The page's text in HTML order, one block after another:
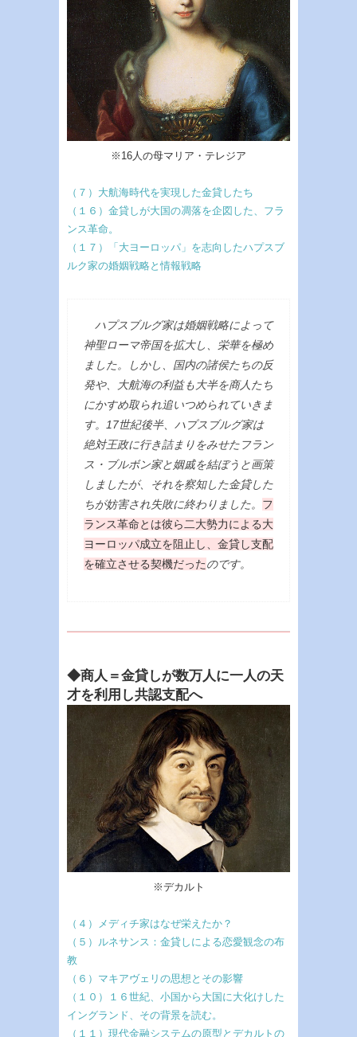
※16人の母マリア・テレジア
（７）大航海時代を実現した金貸したち
（１６）金貸しが大国の凋落を企図した、フラ
ンス革命。
（１７）「大ヨーロッパ」を志向したハプスブ
ルク家の婚姻戦略と情報戦略
ハプスブルグ家は婚姻戦略によって
神聖ローマ帝国を拡大し、栄華を極め
ました。しかし、国内の諸侯たちの反
発や、大航海の利益も大半を商人たち
にかすめ取られ追いつめられていきま
す。17世紀後半、ハプスブルグ家は
絶対王政に行き詰まりをみせたフラン
ス・ブルボン家と姻戚を結ぼうと画策
しましたが、それを察知した金貸した
ちが妨害され失敗に終わりました。 フ
ランス革命とは彼ら二大勢力による大
ヨーロッパ成立を阻止し、金貸し支配
を確立させる契機だったのです。
◆商人＝金貸しが数万人に一人の天
才を利用し共認支配へ
※デカルト
（４）メディチ家はなぜ栄えたか？
（５）ルネサンス：金貸しによる恋愛観念の布
教
（６）マキアヴェリの思想とその影響
（１０）１６世紀、小国から大国に大化けした
イングランド、その背景を読む。
（１１）現代金融システムの原型とデカルトの